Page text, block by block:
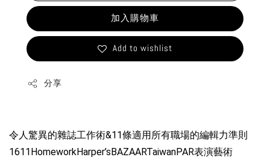
加入購物車
Add to wishlist
分享
令人驚異的雜誌工作術&11條適用所有職場的編輯力準則
1611HomeworkHarper’sBAZAARTaiwanPAR表演藝術